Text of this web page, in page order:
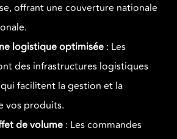
offrant une couverture nationale
logistique optimisée : Les
des infrastructures logistiques
facilitent la gestion et la
vos produits.
de volume : Les commandes